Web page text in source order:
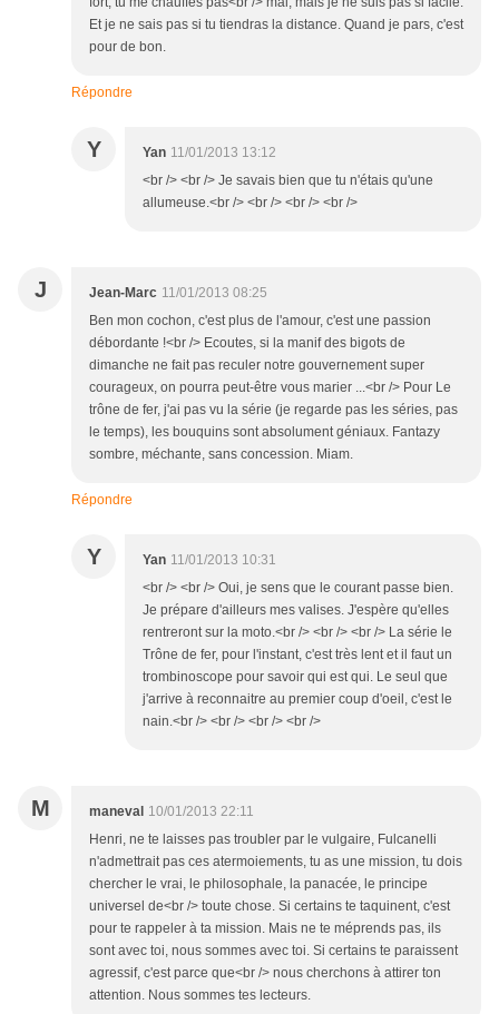
Et je ne sais pas si tu tiendras la distance. Quand je pars, c'est
pour de bon.
Répondre
Y Yan 11/01/2013 13:12
<br /> <br /> Je savais bien que tu n'étais qu'une
allumeuse.<br /> <br /> <br /> <br />
J Jean-Marc 11/01/2013 08:25
Ben mon cochon, c'est plus de l'amour, c'est une passion
débordante !<br /> Ecoutes, si la manif des bigots de
dimanche ne fait pas reculer notre gouvernement super
courageux, on pourra peut-être vous marier ...<br /> Pour Le
trône de fer, j'ai pas vu la série (je regarde pas les séries, pas
le temps), les bouquins sont absolument géniaux. Fantazy
sombre, méchante, sans concession. Miam.
Répondre
Y Yan 11/01/2013 10:31
<br /> <br /> Oui, je sens que le courant passe bien.
Je prépare d'ailleurs mes valises. J'espère qu'elles
rentreront sur la moto.<br /> <br /> <br /> La série le
Trône de fer, pour l'instant, c'est très lent et il faut un
trombinoscope pour savoir qui est qui. Le seul que
j'arrive à reconnaitre au premier coup d'oeil, c'est le
nain.<br /> <br /> <br /> <br />
M maneval 10/01/2013 22:11
Henri, ne te laisses pas troubler par le vulgaire, Fulcanelli
n'admettrait pas ces atermoiements, tu as une mission, tu dois
chercher le vrai, le philosophale, la panacée, le principe
universel de<br /> toute chose. Si certains te taquinent, c'est
pour te rappeler à ta mission. Mais ne te méprends pas, ils
sont avec toi, nous sommes avec toi. Si certains te paraissent
agressif, c'est parce que<br /> nous cherchons à attirer ton
attention. Nous sommes tes lecteurs.